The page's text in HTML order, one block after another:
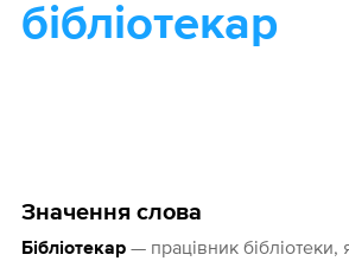
Значення слова
Бібліотекар— працівник бібліотеки,
бібліотекар